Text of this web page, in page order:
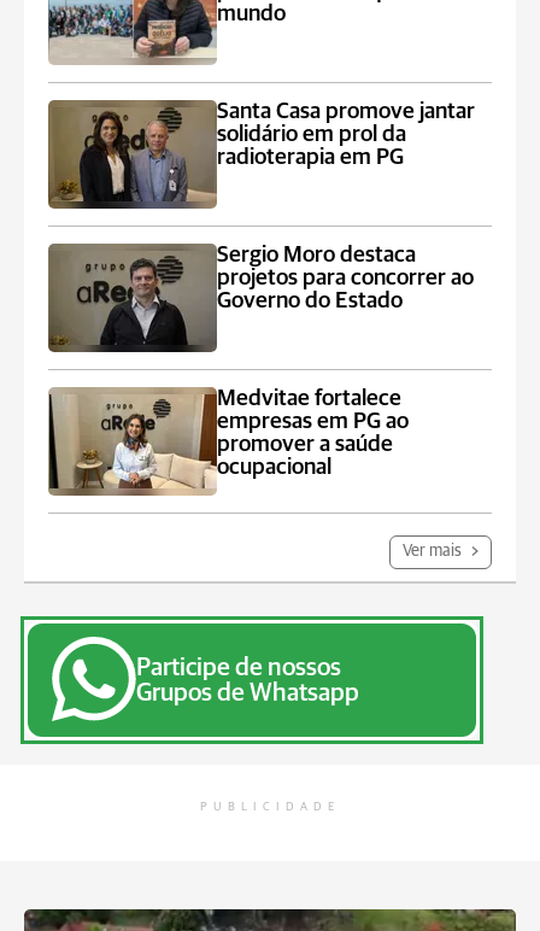
mundo
Santa Casa promove jantar
solidário em prol da
radioterapia em PG
Sergio Moro destaca
projetos para concorrer ao
Governo do Estado
Medvitae fortalece
empresas em PG ao
promover a saúde
ocupacional
Ver mais
Participe de nossos
Grupos de Whatsapp
PUBLICIDADE